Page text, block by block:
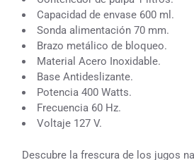
Capacidad de envase 600 ml.
Sonda alimentación 70 mm.
Brazo metálico de bloqueo.
Material Acero Inoxidable.
Base Antideslizante.
Potencia 400 Watts.
Frecuencia 60 Hz.
Voltaje 127 V.
Descubre la frescura de los jugos